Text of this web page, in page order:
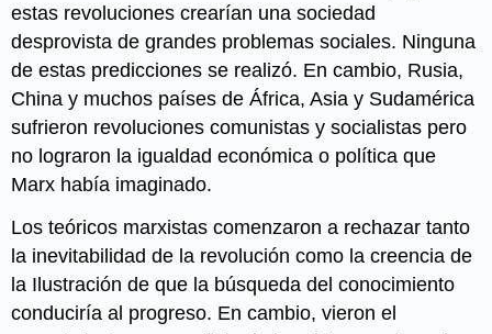
estas revoluciones crearían una sociedad
desprovista de grandes problemas sociales. Ninguna
de estas predicciones se realizó. En cambio, Rusia,
China y muchos países de África, Asia y Sudamérica
sufrieron revoluciones comunistas y socialistas pero
no lograron la igualdad económica o política que
Marx había imaginado.
Los teóricos marxistas comenzaron a rechazar tanto
la inevitabilidad de la revolución como la creencia de
la Ilustración de que la búsqueda del conocimiento
conduciría al progreso. En cambio, vieron el